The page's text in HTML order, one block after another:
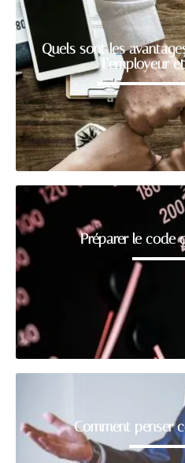
Quels sont les
l’employeur
Préparer le code
Comment penser